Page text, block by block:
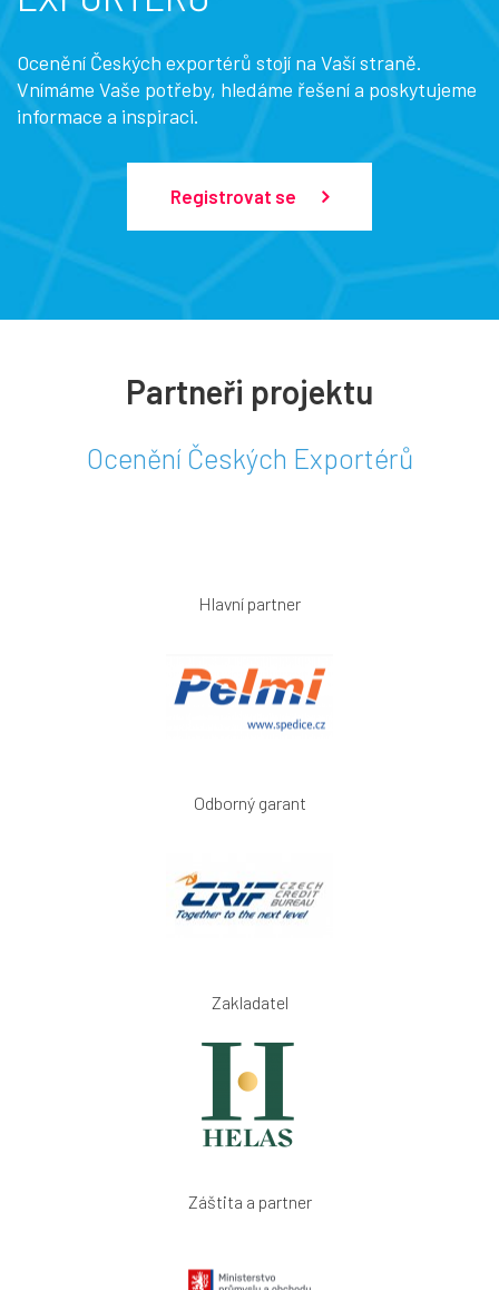
Ocenění Českých exportérů stojí na Vaší straně.
Vnímáme Vaše potřeby, hledáme řešení a poskytujeme
informace a inspiraci.
Registrovat se
Partneři projektu
Ocenění Českých Exportérů
Hlavní partner
Odborný garant
Zakladatel
Záštita a partner